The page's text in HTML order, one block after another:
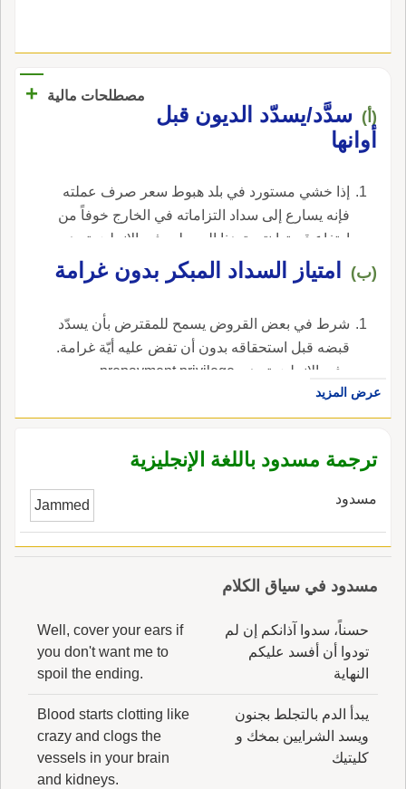
مصطلحات مالية +
(أ) سدَّد/يسدّد الديون قبل
أوانها
إذا خشي مستورد في بلد هبوط سعر صرف عملته
فإنه يسارع إلى سداد التزاماته في الخارج خوفاً من
ارتفاع قيمتها نتيجة هذا الهبوط. ، في الإنجليزية، هي
lead payments, to.
(ب) امتياز السداد المبكر بدون غرامة
شرط في بعض القروض يسمح للمقترض بأن يسدّد
قبضه قبل استحقاقه بدون أن تفض عليه أيّة غرامة.
، في الإنجليزية، هي prepayment privilege.
عرض المزيد
ترجمة مسدود باللغة الإنجليزية
مسدود Jammed
مسدود في سياق الكلام
حسناً، سدوا آذانكم إن لم
تودوا أن أفسد عليكم
النهاية
Well, cover your ears if
you don't want me to
spoil the ending.
يبدأ الدم بالتجلط بجنون
ويسد الشرايين بمخك و
كليتيك
Blood starts clotting like
crazy and clogs the
vessels in your brain
and kidneys.